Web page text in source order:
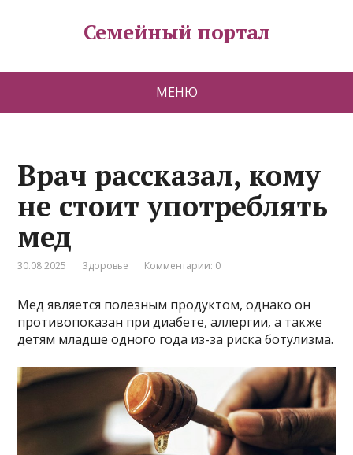
Семейный портал
МЕНЮ
Врач рассказал, кому
не стоит употреблять
мед
30.08.2025 Здоровье Комментарии: 0
Мед является полезным продуктом, однако он
противопоказан при диабете, аллергии, а также
детям младше одного года из-за риска ботулизма.